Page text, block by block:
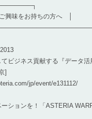
興味をお持ちの方へ │
ビジネス貢献する『データ活
]
jp/event/e131112/
ションを！「ASTERIA